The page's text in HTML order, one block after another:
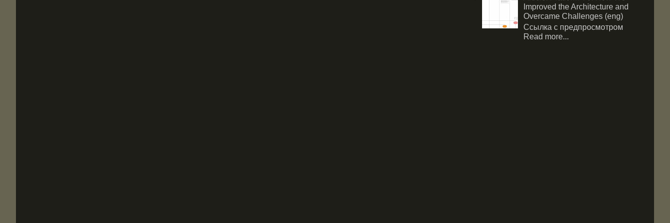
Improved the Architecture and
Overcame Challenges (eng)
Ссылка с предпросмотром
Read more...